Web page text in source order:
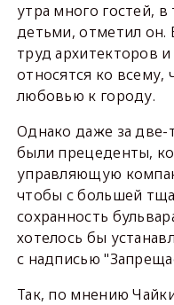
утра много гостей,
детьми, отметил
труд архитекторов
относятся ко всему,
любовью к городу.
Однако даже за две-
были прецеденты,
управляющую
чтобы с большей
сохранность
хотелось бы
с надписью
Так, по мнению